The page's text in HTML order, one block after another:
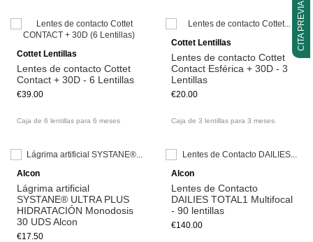
CITA PREVIA
Cottet Lentillas
Lentes de contacto Cottet
Contact + 30D - 6 Lentillas
€39.00
Caja de 6 lentillas para 6 meses
Cottet Lentillas
Lentes de contacto Cottet
Contact Esférica + 30D - 3
Lentillas
€20.00
Caja de 3 lentillas para 3 meses.
Add to cart
Alcon
Lágrima artificial
SYSTANE® ULTRA PLUS
HIDRATACIÓN Monodosis
30 UDS Alcon
€17.50
Alcon
Lentes de Contacto
DAILIES TOTAL1 Multifocal
- 90 lentillas
€140.00